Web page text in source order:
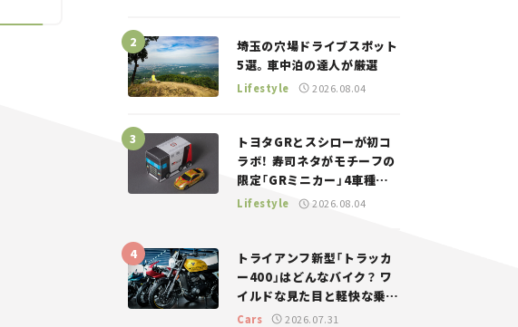
埼玉の穴場ドライブスポット
5選。車中泊の達人が厳選
Lifestyle 2026.08.04
トヨタGRとスシローが初コ
ラボ！ 寿司ネタがモチーフの
限定「GRミニカー」4車種が
登場。入手方法は？【クルマ
Lifestyle 2026.08.04
トライアンフ新型「トラッカ
ー400」はどんなバイク？ ワ
イルドな見た目と軽快な乗り
味を両立した400ccフラット
Cars 2026.07.31